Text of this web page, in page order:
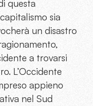
questa
sia
un disastro
a trovarsi
L’Occidente
appieno
nel Sud